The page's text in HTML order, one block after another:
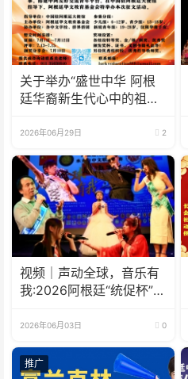
关于举办“盛世中华 阿根
廷华裔新生代心中的祖
2026年06月29日 2
视频｜声动全球，音乐有
我:2026阿根廷“统促杯”水
圆满落幕
2026年06月03日 0
推广